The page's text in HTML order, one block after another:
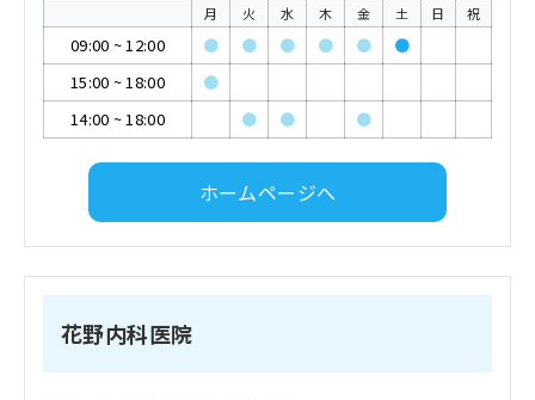
月 火 水 木 金 土 日 祝
09:00 ~12:00 ● ● ● ● ●
●
15:00 ~18:00
●
14:00 ~18:00 ● ● ●
ホームページへ
花野内科医院